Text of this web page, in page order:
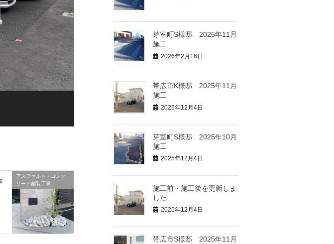
アスファルト・コンク
リート舗装工事
芽室町S様邸 2025年11月
施工
2026年2月16日
帯広市K様邸 2025年11月
施工
2025年12月4日
芽室町S様邸 2025年10月
施工
2025年12月4日
施工前・施工後を更新しま
した
2025年12月4日
帯広市S様邸 2025年11月